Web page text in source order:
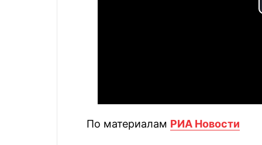
По материалам РИА Новости